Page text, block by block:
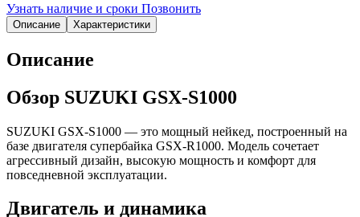
Узнать наличие и сроки Позвонить
Описание Характеристики
Описание
Обзор SUZUKI GSX-S1000
SUZUKI GSX-S1000 — это мощный нейкед, построенный на
базе двигателя супербайка GSX-R1000. Модель сочетает
агрессивный дизайн, высокую мощность и комфорт для
повседневной эксплуатации.
Двигатель и динамика